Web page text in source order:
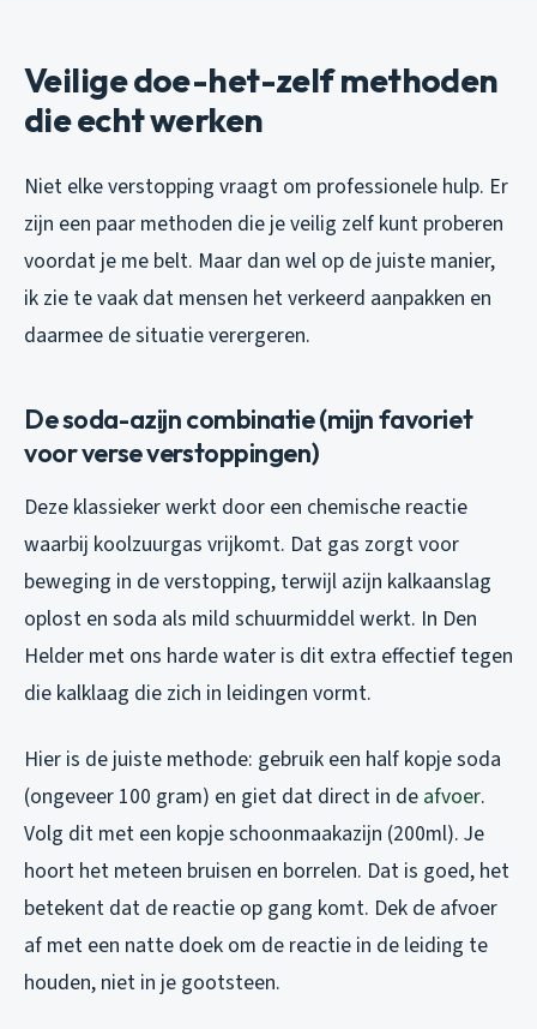
Veilige doe-het-zelf methoden
die echt werken
Niet elke verstopping vraagt om professionele hulp. Er
zijn een paar methoden die je veilig zelf kunt proberen
voordat je me belt. Maar dan wel op de juiste manier,
ik zie te vaak dat mensen het verkeerd aanpakken en
daarmee de situatie verergeren.
De soda-azijn combinatie (mijn favoriet
voor verse verstoppingen)
Deze klassieker werkt door een chemische reactie
waarbij koolzuurgas vrijkomt. Dat gas zorgt voor
beweging in de verstopping, terwijl azijn kalkaanslag
oplost en soda als mild schuurmiddel werkt. In Den
Helder met ons harde water is dit extra effectief tegen
die kalklaag die zich in leidingen vormt.
Hier is de juiste methode: gebruik een half kopje soda
(ongeveer 100 gram) en giet dat direct in de afvoer.
Volg dit met een kopje schoonmaakazijn (200ml). Je
hoort het meteen bruisen en borrelen. Dat is goed, het
betekent dat de reactie op gang komt. Dek de afvoer
af met een natte doek om de reactie in de leiding te
houden, niet in je gootsteen.